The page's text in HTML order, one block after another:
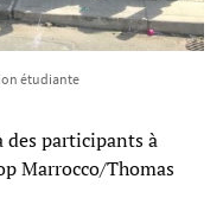
étudiante
des participants à
Marrocco/Thomas